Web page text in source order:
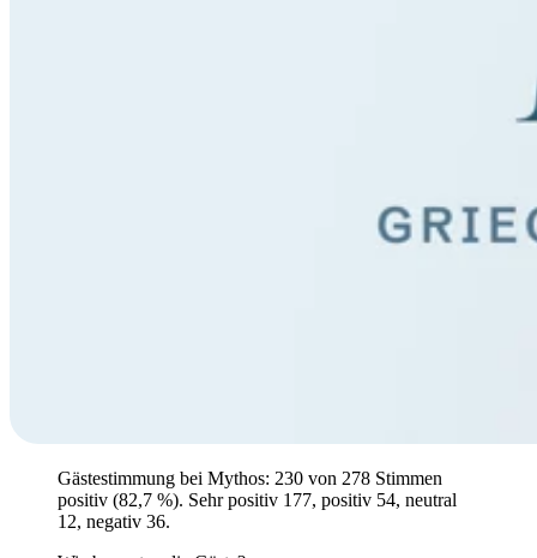
Gästestimmung bei Mythos: 230 von 278 Stimmen
positiv (82,7 %). Sehr positiv 177, positiv 54, neutral
12, negativ 36.